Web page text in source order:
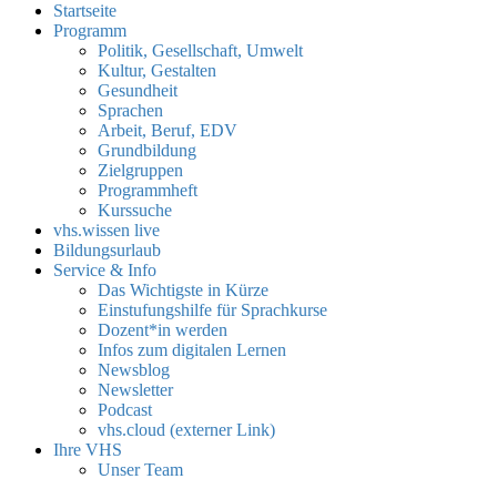
Startseite
Programm
Politik, Gesellschaft, Umwelt
Kultur, Gestalten
Gesundheit
Sprachen
Arbeit, Beruf, EDV
Grundbildung
Zielgruppen
Programmheft
Kurssuche
vhs.wissen live
Bildungsurlaub
Service & Info
Das Wichtigste in Kürze
Einstufungshilfe für Sprachkurse
Dozent*in werden
Infos zum digitalen Lernen
Newsblog
Newsletter
Podcast
vhs.cloud (externer Link)
Ihre VHS
Unser Team